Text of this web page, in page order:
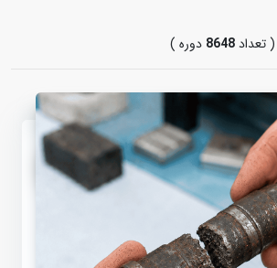
( تعداد8648دوره )